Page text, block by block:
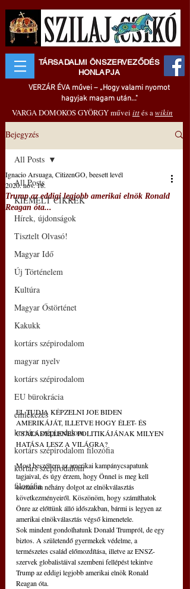
TÁRSADALMI ÖNSZERVEZŐDÉS
HONLAPJA
VERZÁR ÉVA művei – „Hogy valami nyomot
hagyjak magam után..."
VARGA DOMOKOS GYÖRGY művei ittés awikin
Bejegyzés
All Posts
KIEMELT CIKKEK
Hírek, újdonságok
Tisztelt Olvasó!
Magyar Idő
Új Történelem
Kultúra
Magyar Őstörténet
Kakukk
kortárs szépirodalom
magyar nyelv
kortárs szépirodalom
EU bürokrácia
emlékezés
kortárs szépirodalom
kortárs szépirodalom filozófia
kortárs szépirodalom
filozófia
All Posts
Trump az eddigi legjobb amerikai elnök Ronald
Reagan óta...
Ignacio Arsuaga, CitizenGO, beesett levél
2020. nov. 18.
EL TUDJA KÉPZELNI JOE BIDEN
AMERIKÁJÁT, ILLETVE HOGY ÉLET- ÉS
CSALÁDELLENES POLITIKÁJÁNAK MILYEN
HATÁSA LESZ A VILÁGRA?
Most beszéltem az amerikai kampánycsapatunk
tagjaival, és úgy érzem, hogy Önnel is meg kell
osztanom néhány dolgot az elnökválasztás
következményeiről. Köszönöm, hogy számíthatok
Önre az előttünk álló időszakban, bármi is legyen az
amerikai elnökválasztás végső kimenetele.
Sok mindent gondolhatunk Donald Trumpról, de egy
biztos. A születendő gyermekek védelme, a
természetes család előmozdítása, illetve az ENSZ-
szervek globalistáival szembeni fellépést tekintve
Trump az eddigi legjobb amerikai elnök Ronald
Reagan óta.